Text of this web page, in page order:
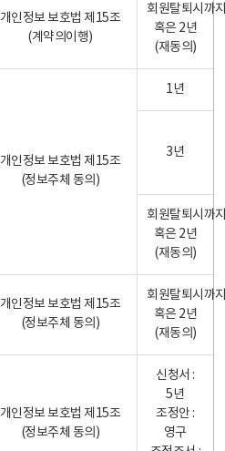
개인정보 보호법 제15조
(계약의이행)
회원탈퇴시까
혹은 2년
(재동의)
개인정보 보호법 제15조
(정보주체 동의)
1년
3년
회원탈퇴시까
혹은 2년
(재동의)
개인정보 보호법 제15조
(정보주체 동의)
회원탈퇴시까
혹은 2년
(재동의)
개인정보 보호법 제15조
(정보주체 동의)
신청서 :
5년
조정안 :
영구